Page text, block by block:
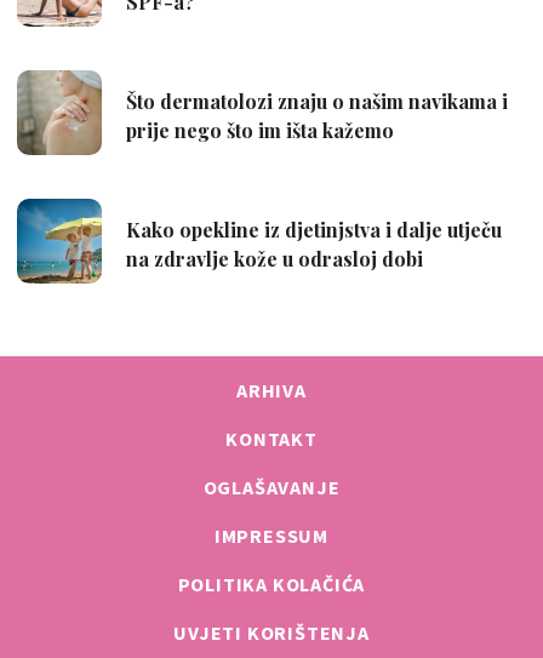
ARHIVA
KONTAKT
OGLAŠAVANJE
IMPRESSUM
POLITIKA KOLAČIĆA
UVJETI KORIŠTENJA